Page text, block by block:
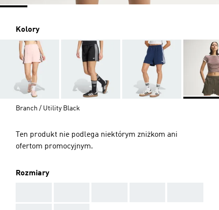
Kolory
Branch / Utility Black
Ten produkt nie podlega niektórym zniżkom ani
ofertom promocyjnym.
Rozmiary